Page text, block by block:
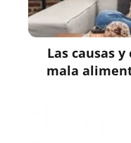
Las causas
mala